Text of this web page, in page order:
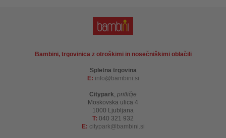
Bambini, trgovinica z otroškimi in nosečniškimi oblačili
Spletna trgovina
E: info bambini.si
Citypark, pritličje
Moskovska ulica 4
1000 Ljubljana
T: 040 321 932
E: citypark bambini.si